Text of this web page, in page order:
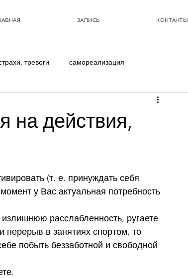
ЗАПИСЬ КОНТАКТЫ
тревоги самореализация
на действия,
(т. е. принуждать себя
у Вас актуальная потребность
излишнюю расслабленность, ругаете
перерыв в занятиях спортом, то
побыть беззаботной и свободной